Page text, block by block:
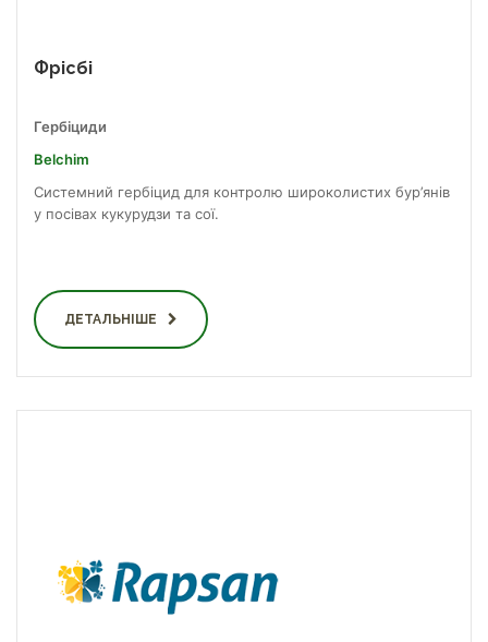
Фрісбі
Гербіциди
Belchim
Системний гербіцид для контролю широколистих бур’янів
у посівах кукурудзи та сої.
ДЕТАЛЬНІШЕ